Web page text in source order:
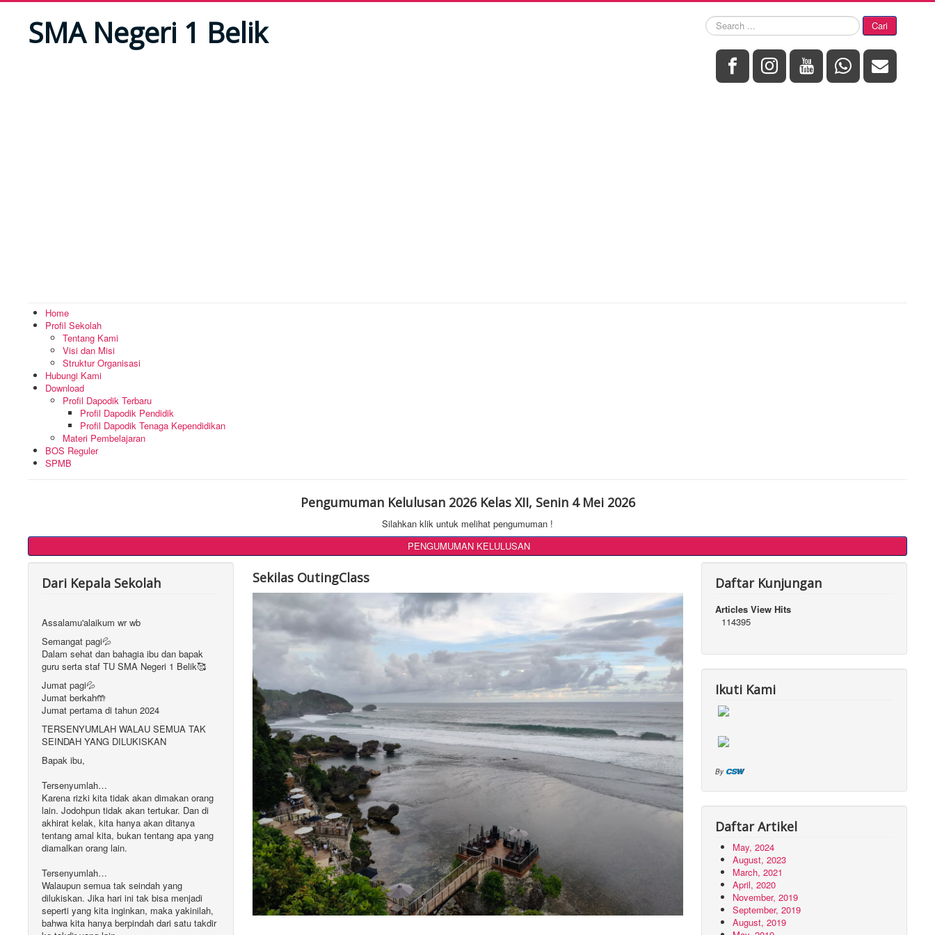
SMA Negeri 1 Belik
Search
...
Cari
Home
Profil Sekolah
Tentang Kami
Visi dan Misi
Struktur Organisasi
Hubungi Kami
Download
Profil Dapodik Terbaru
Profil Dapodik Pendidik
Profil Dapodik Tenaga Kependidikan
Materi Pembelajaran
BOS Reguler
SPMB
Pengumuman Kelulusan 2026 Kelas XII, Senin 4 Mei 2026
Silahkan klik untuk melihat pengumuman !
PENGUMUMAN KELULUSAN
Dari Kepala Sekolah
Assalamu'alaikum wr wb
Semangat pagi💦
Dalam sehat dan bahagia ibu dan bapak
guru serta staf TU SMA Negeri 1 Belik🥰
Jumat pagi💦
Jumat berkah🤲
Jumat pertama di tahun 2024
TERSENYUMLAH WALAU SEMUA TAK
SEINDAH YANG DILUKISKAN
Bapak ibu,
Tersenyumlah…
Karena rizki kita tidak akan dimakan orang
lain. Jodohpun tidak akan tertukar. Dan di
akhirat kelak, kita hanya akan ditanya
tentang amal kita, bukan tentang apa yang
diamalkan orang lain.
Tersenyumlah…
Walaupun semua tak seindah yang
dilukiskan. Jika hari ini tak bisa menjadi
seperti yang kita inginkan, maka yakinilah,
bahwa kita hanya berpindah dari satu takdir
Sekilas OutingClass Daftar Kunjungan
Articles View Hits
114395
Ikuti Kami
ByCSW
Daftar Artikel
May, 2024
August, 2023
March, 2021
April, 2020
November, 2019
September, 2019
August, 2019